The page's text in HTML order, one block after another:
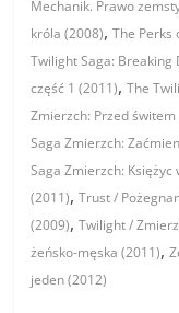
Mechanik. Prawo
króla (2008),The Perks
Twilight Saga: Breaking
część 1 (2011),The
Zmierzch: Przed świtem
Saga Zmierzch:
Saga Zmierzch: Księżyc
(2011),Trust /
(2009),Twilight /
żeńsko-męska (2011),
jeden (2012)